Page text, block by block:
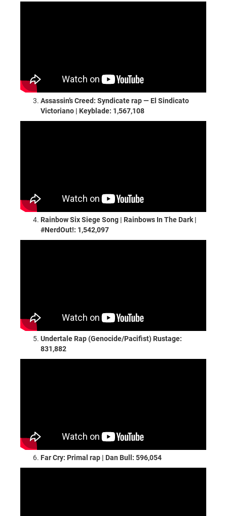
Assassin’s Creed: Syndicate rap — El Sindicato
Victoriano | Keyblade: 1,567,108
Rainbow Six Siege Song | Rainbows In The Dark |
#NerdOut!: 1,542,097
Undertale Rap (Genocide/Pacifist) Rustage:
831,882
Far Cry: Primal rap | Dan Bull: 596,054